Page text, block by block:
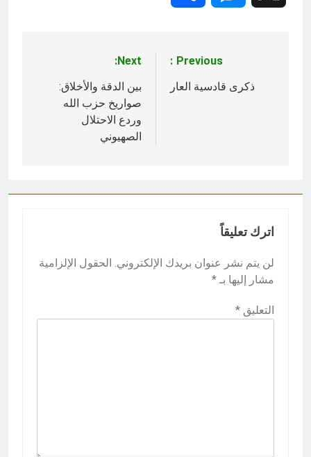
المقالات
Previous:
ذكرى قادسية العار
Next:
بين الدقة والأخلاق:
صواريخ حزب الله
وردع الاحتلال
الصهيوني
اترك تعليقاً
لن يتم نشر عنوان بريدك الإلكتروني. الحقول الإلزامية
مشار إليها بـ *
التعليق *